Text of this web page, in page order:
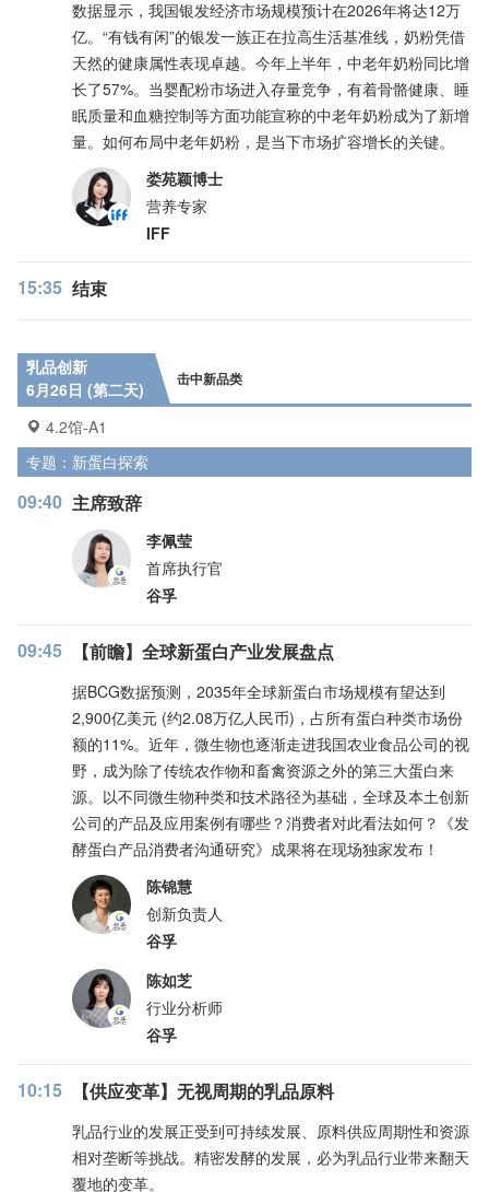
数据显示，我国银发经济市场规模预计在2026年将达12万
亿。“有钱有闲”的银发一族正在拉高生活基准线，奶粉凭借
天然的健康属性表现卓越。今年上半年，中老年奶粉同比增
长了57%。当婴配粉市场进入存量竞争，有着骨骼健康、睡
眠质量和血糖控制等方面功能宣称的中老年奶粉成为了新增
量。如何布局中老年奶粉，是当下市场扩容增长的关键。
娄苑颖博士
营养专家
IFF
15:35 结束
乳品创新
6月26日 (第二天)
击中新品类
4.2馆-A1
专题：新蛋白探索
09:40 主席致辞
李佩莹
首席执行官
谷孚
09:45 【前瞻】全球新蛋白产业发展盘点
据BCG数据预测，2035年全球新蛋白市场规模有望达到
2,900亿美元 (约2.08万亿人民币)，占所有蛋白种类市场份
额的11%。近年，微生物也逐渐走进我国农业食品公司的视
野，成为除了传统农作物和畜禽资源之外的第三大蛋白来
源。以不同微生物种类和技术路径为基础，全球及本土创新
公司的产品及应用案例有哪些？消费者对此看法如何？《发
酵蛋白产品消费者沟通研究》成果将在现场独家发布！
陈锦慧
创新负责人
谷孚
陈如芝
行业分析师
谷孚
10:15 【供应变革】无视周期的乳品原料
乳品行业的发展正受到可持续发展、原料供应周期性和资源
相对垄断等挑战。精密发酵的发展，必为乳品行业带来翻天
覆地的变革。